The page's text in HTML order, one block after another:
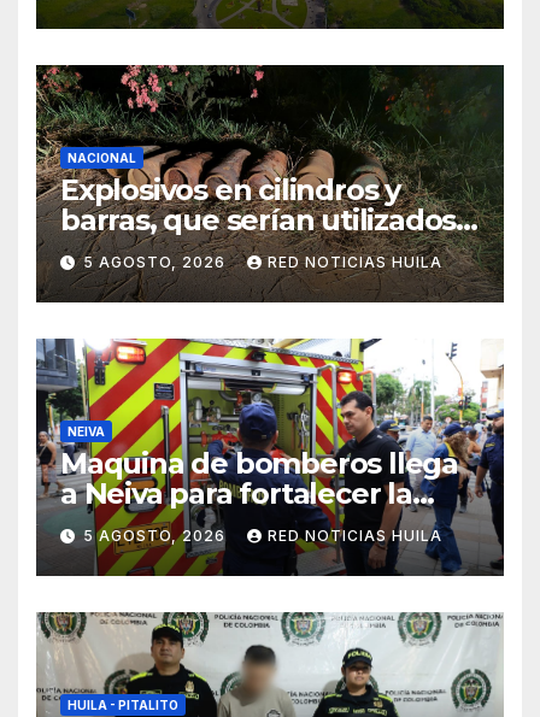
NACIONAL
Explosivos en cilindros y
barras, que serían utilizados
en Cali, fueron incautados
por la Policía
5 AGOSTO, 2026 RED NOTICIAS HUILA
NEIVA
Maquina de bomberos llega
a Neiva para fortalecer la
asistencia en las
emergencias ocasionadas
por el fenómeno del niño
5 AGOSTO, 2026 RED NOTICIAS HUILA
HUILA - PITALITO